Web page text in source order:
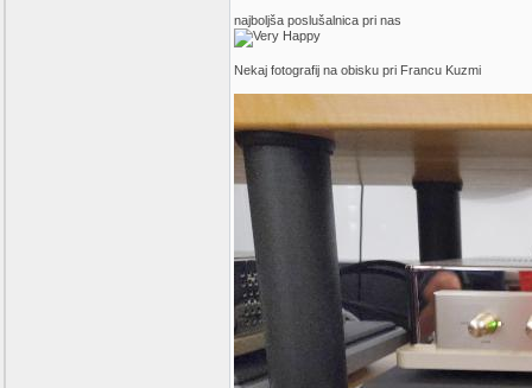
najboljša poslušalnica pri nas
Nekaj fotografij na obisku pri Francu Kuzmi